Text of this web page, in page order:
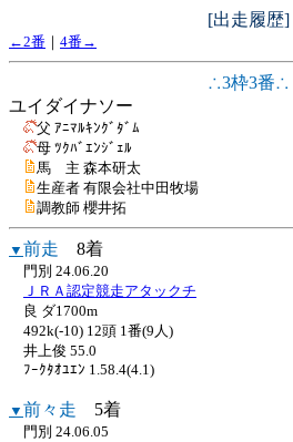
[出走履歴]
←2番 ｜ 4番→
∴3枠3番∴
ユイダイナソー
父 ｱﾆﾏﾙｷﾝｸﾞﾀﾞﾑ
母 ﾂｸﾊﾞｴﾝｼﾞｪﾙ
馬 主 森本研太
生産者 有限会社中田牧場
調教師 櫻井拓
▼ 前走 8着
門別 24.06.20
ＪＲＡ認定競走アタックチ
良 ダ1700m
492k(-10) 12頭 1番(9人)
井上俊 55.0
ﾌｰｸﾀｵﾕｴﾝ 1.58.4(4.1)
▼ 前々走 5着
門別 24.06.05